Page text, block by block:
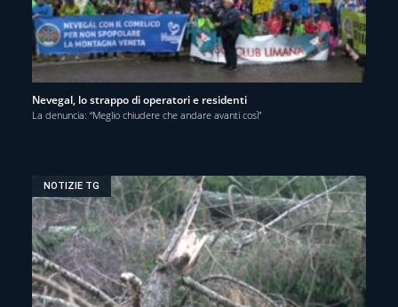
Nevegal, lo strappo di operatori e residenti
La denuncia: “Meglio chiudere che andare avanti così”
NOTIZIE TG